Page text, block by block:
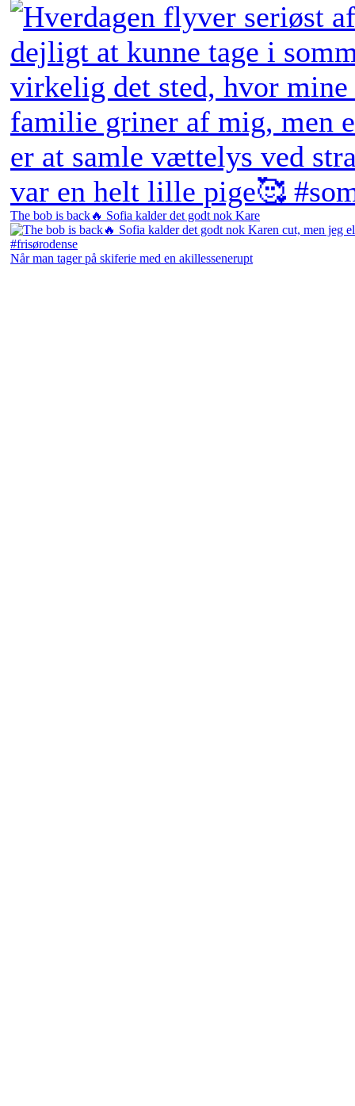
The bob is back🔥 Sofia kalder det godt nok Kare
Når man tager på skiferie med en akillessenerupt